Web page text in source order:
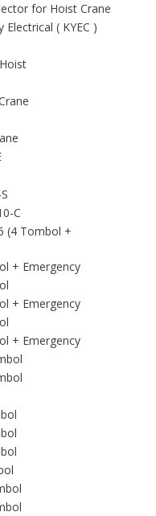
for Hoist Crane
( KYEC )
C
(4 Tombol +
+ Emergency
+ Emergency
+ Emergency